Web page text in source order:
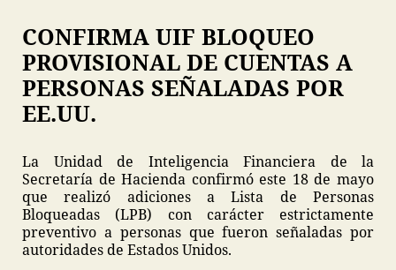
CONFIRMA UIF BLOQUEO
PROVISIONAL DE CUENTAS A
PERSONAS SEÑALADAS POR
EE.UU.
La Unidad de Inteligencia Financiera de la
Secretaría de Hacienda confirmó este 18 de mayo
que realizó adiciones a Lista de Personas
Bloqueadas (LPB) con carácter estrictamente
preventivo a personas que fueron señaladas por
autoridades de Estados Unidos.